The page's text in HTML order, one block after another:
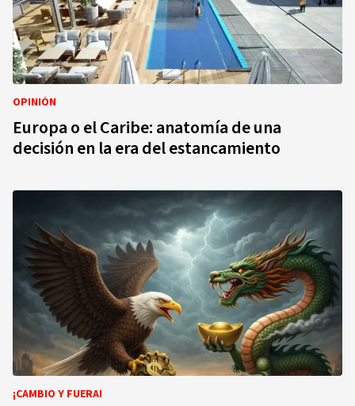
OPINIÓN
Europa o el Caribe: anatomía de una
decisión en la era del estancamiento
¡CAMBIO Y FUERA!